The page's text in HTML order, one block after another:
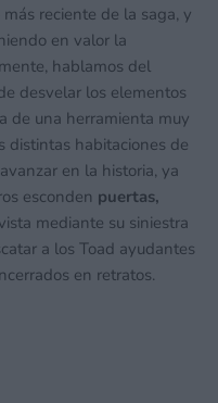
reciente de la saga, y
en valor la
hablamos del
desvelar los elementos
de una herramienta muy
distintas habitaciones de
en la historia, ya
esconden puertas,
mediante su siniestra
a los Toad ayudantes
en retratos.